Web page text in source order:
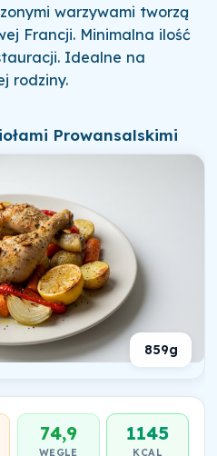
warzywami tworzą
Francji. Minimalna ilość
Idealne na
rodziny.
Prowansalskimi
859g
74,9
WĘGLE
1145
KCAL